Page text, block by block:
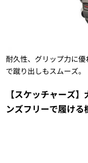
耐久性、グリップ力に
で蹴り出しもスムーズ。
【スケッチャーズ
ンズフリーで履ける